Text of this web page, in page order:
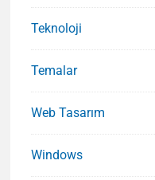
Teknoloji
Temalar
Web Tasarım
Windows